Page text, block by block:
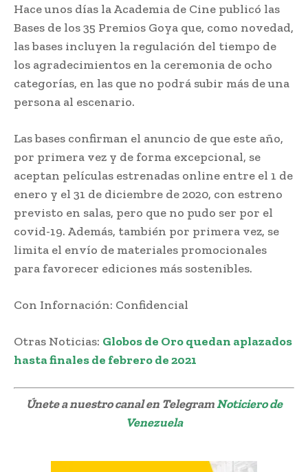
Hace unos días la Academia de Cine publicó las
Bases de los 35 Premios Goya que, como novedad,
las bases incluyen la regulación del tiempo de
los agradecimientos en la ceremonia de ocho
categorías, en las que no podrá subir más de una
persona al escenario.
Las bases confirman el anuncio de que este año,
por primera vez y de forma excepcional, se
aceptan películas estrenadas online entre el 1 de
enero y el 31 de diciembre de 2020, con estreno
previsto en salas, pero que no pudo ser por el
covid-19. Además, también por primera vez, se
limita el envío de materiales promocionales
para favorecer ediciones más sostenibles.
Con Infornación: Confidencial
Otras Noticias: Globos de Oro quedan aplazados
hasta finales de febrero de 2021
Únete a nuestro canal en TelegramNoticiero de
Venezuela